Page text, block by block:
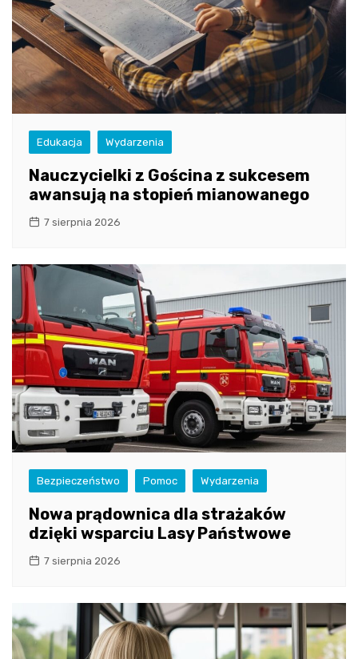
Edukacja Wydarzenia
Nauczycielki z Gościna z sukcesem
awansują na stopień mianowanego
7 sierpnia 2026
Bezpieczeństwo Pomoc Wydarzenia
Nowa prądownica dla strażaków
dzięki wsparciu Lasy Państwowe
7 sierpnia 2026